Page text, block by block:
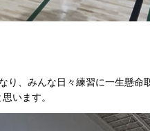
り、みんな日々練習に一生懸命
います。